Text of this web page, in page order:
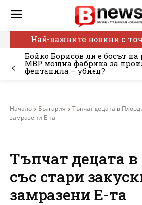
Най-важните новини с
Бойко Борисов ли е босът на
МВР мощна фабрика за
фентанила – убиец?
Начало България
Тъпчат децата в
замразени Е-та
Тъпчат децата
със стари
замразени Е-та